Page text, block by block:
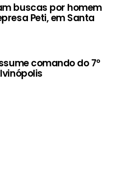
buscas por homem
Peti, em Santa
comando do 7º